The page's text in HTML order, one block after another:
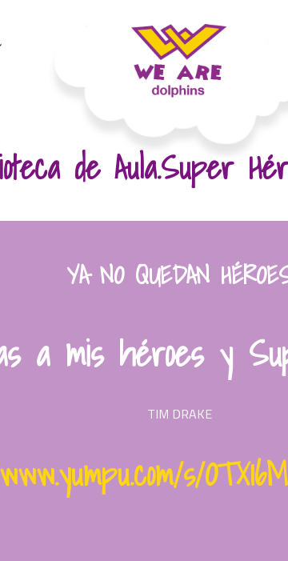
We Are Dolphins. Acquiring A New Language
de Aula.Super
YA NO QUEDAN
a mis héroes y
TIM DRAKE
s/